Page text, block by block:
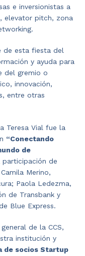
e inversionistas a
elevator pitch, zona
de esta fiesta del
y ayuda para
del gremio o
innovación,
entre otras
Teresa Vial fue la
“Conectando
de
de
Merino,
Paola Ledezma,
de Transbank y
Blue Express.
de la CCS,
institución y
de socios Startup